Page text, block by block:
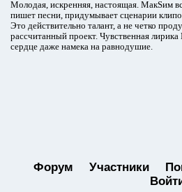
Молодая, искренняя, настоящая. МакSим
пишет песни, придумывает сценарии
Это действительно талант, а не четко
рассчитанный проект. Чувственная
сердце даже намека на равнодушие.
Форум Участники